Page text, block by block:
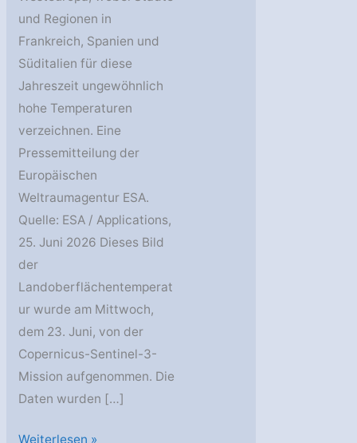
und Regionen in
Frankreich, Spanien und
Süditalien für diese
Jahreszeit ungewöhnlich
hohe Temperaturen
verzeichnen. Eine
Pressemitteilung der
Europäischen
Weltraumagentur ESA.
Quelle: ESA / Applications,
25. Juni 2026 Dieses Bild
der
Landoberflächentemperat
ur wurde am Mittwoch,
dem 23. Juni, von der
Copernicus-Sentinel-3-
Mission aufgenommen. Die
Daten wurden […]
Europa
Weiterlesen »